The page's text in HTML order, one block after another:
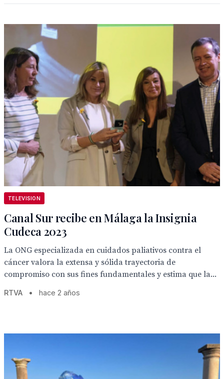
TELEVISION
Canal Sur recibe en Málaga la Insignia
Cudeca 2023
La ONG especializada en cuidados paliativos contra el
cáncer valora la extensa y sólida trayectoria de
compromiso con sus fines fundamentales y estima que la...
RTVA • hace 2 años